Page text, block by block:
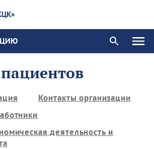
Контакты организации
деятельность и